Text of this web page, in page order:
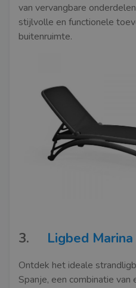
van vervangbare
stijlvolle en functionele
buitenruimte.
3. Ligbed
Ontdek het ideale
Spanje, een combinatie van